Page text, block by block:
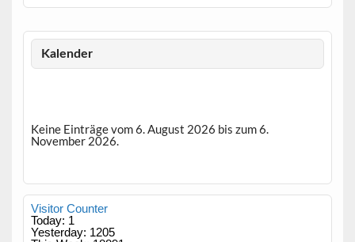
Kalender
Keine Einträge vom 6. August 2026 bis zum 6.
November 2026.
Visitor Counter
Today: 1
Yesterday: 1205